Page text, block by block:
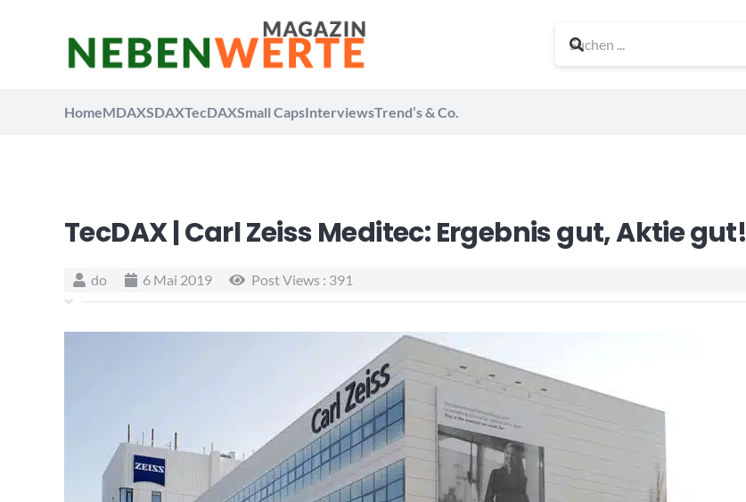
HomeMDAXSDAXTecDAXSmall CapsInterviewsTrend’s & Co.
TecDAX | Carl Zeiss Meditec: Ergebnis gut, Aktie gut!
do 6 Mai 2019 Post Views : 391